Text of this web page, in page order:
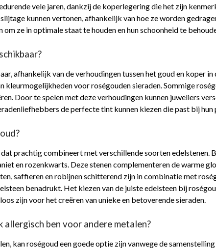
vele jaren, dankzij de koperlegering die het zijn
kunnen vertonen, afhankelijk van hoe ze worden
ze in optimale staat te houden en hun schoonheid te
afhankelijk van de verhoudingen tussen het goud en koper
kleurmogelijkheden voor roségouden sieraden. Sommige
Door te spelen met deze verhoudingen kunnen juweliers
de perfecte tint kunnen kiezen die past bij
prachtig combineert met verschillende soorten edelstenen.
en rozenkwarts. Deze stenen complementeren de warme
saffieren en robijnen schitterend zijn in combinatie met
benadrukt. Het kiezen van de juiste edelsteen bij
zijn voor het creëren van unieke en betoverende sieraden.
allergisch ben voor andere metalen?
kan roségoud een goede optie zijn vanwege de